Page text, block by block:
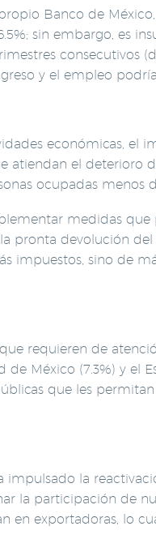
Banco de
sin embargo, es
consecutivos
y el empleo
económicas,
atiendan el
ocupadas
medidas
pronta devolución
impuestos, sino de
requieren de
de México (7.3%) y
que les
la
la participación de
en exportadoras, lo